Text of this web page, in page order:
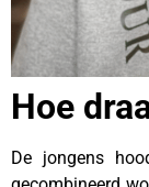
Hoe
De jongens